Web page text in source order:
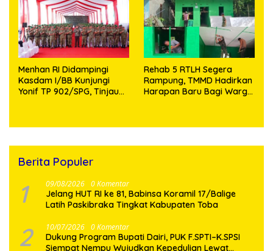
Menhan RI Didampingi
Kasdam I/BB Kunjungi
Yonif TP 902/SPG, Tinjau
Rehab 5 RTLH Segera
Rampung, TMMD Hadirkan
Harapan Baru Bagi Warga
Berita Populer
1 09/08/2026 0 Komentar
Jelang HUT RI ke 81, Babinsa Koramil 17/Balige
Latih Paskibraka Tingkat Kabupaten Toba
2 10/07/2026 0 Komentar
Dukung Program Bupati Dairi, PUK F.SPTI–K.SPSI
Siempat Nempu Wujudkan Kepedulian Lewat